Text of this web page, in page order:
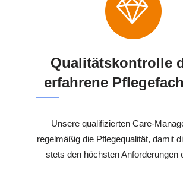
Qualitätskontrolle
erfahrene
Unsere qualifizierten Care-
regelmäßig die Pflegequalität, damit
stets den höchsten Anforderungen